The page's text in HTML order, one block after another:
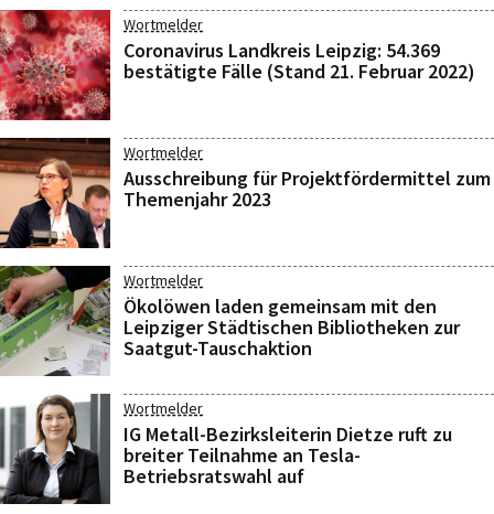
Wortmelder
Coronavirus Landkreis Leipzig: 54.369
bestätigte Fälle (Stand 21. Februar 2022)
Wortmelder
Ausschreibung für Projektfördermittel zum
Themenjahr 2023
Wortmelder
Ökolöwen laden gemeinsam mit den
Leipziger Städtischen Bibliotheken zur
Saatgut-Tauschaktion
Wortmelder
IG Metall-Bezirksleiterin Dietze ruft zu
breiter Teilnahme an Tesla-
Betriebsratswahl auf